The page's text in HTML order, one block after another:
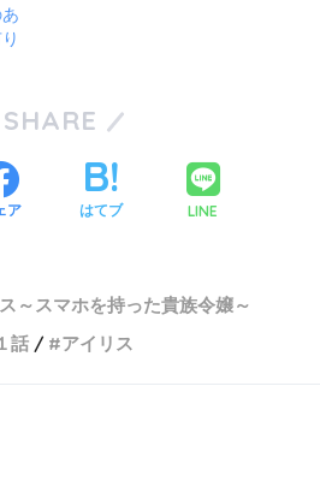
SHARE
ア はてブ LINE
～スマホを持った貴族令嬢～
話 アイリス